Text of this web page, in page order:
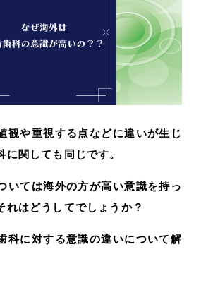
観や重視する点などに違いが生じ
に関しても同じです。
いては海外の方が高い意識を持っ
れはどうしてでしょうか？
科に対する意識の違いについて解